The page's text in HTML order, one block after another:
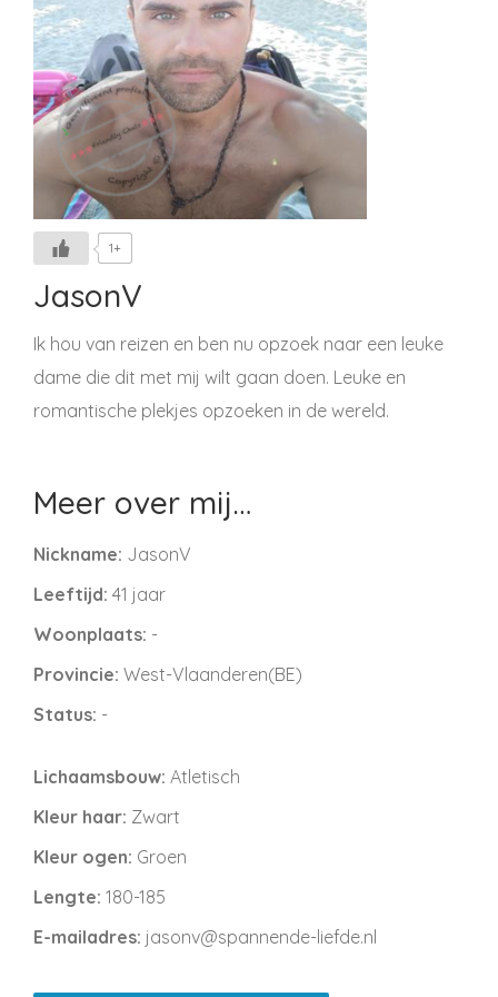
1+
JasonV
Ik hou van reizen en ben nu opzoek naar een leuke
dame die dit met mij wilt gaan doen. Leuke en
romantische plekjes opzoeken in de wereld.
Meer over mij…
Nickname: JasonV
Leeftijd: 41 jaar
Woonplaats: -
Provincie: West-Vlaanderen(BE)
Status: -
Lichaamsbouw: Atletisch
Kleur haar: Zwart
Kleur ogen: Groen
Lengte: 180-185
E-mailadres: jasonv@spannende-liefde.nl